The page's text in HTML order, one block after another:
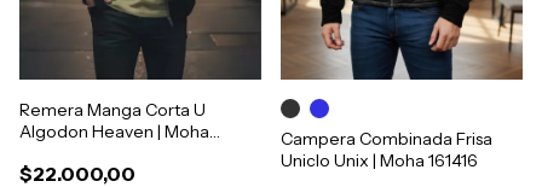
Remera Manga Corta U
Algodon Heaven | Moha
$22.000,00
Campera Combinada Frisa
Uniclo Unix | Moha 161416